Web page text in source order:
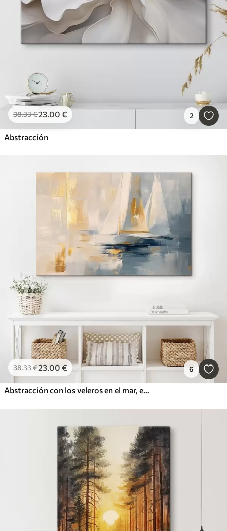
38.33€23.00 € 2
Abstracción
38.33€23.00 € 6
Abstracción con los veleros en el mar, estilo acrílico, puesta de sol